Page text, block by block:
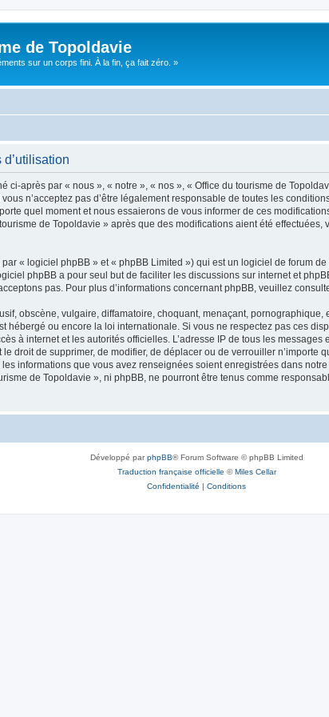
de Topoldavie
sur un corps fini. À la fin, ça fait zéro. »
ci-après par « nous », « notre », « nos », « Office du tourisme de
n’acceptez pas d’être légalement responsable de toutes les
quel moment et nous essaierons de vous informer de ces
de Topoldavie » après que des modifications aient été
« logiciel phpBB » et « phpBB Limited ») qui est un logiciel de forum
phpBB a pour seul but de faciliter les discussions sur internet et
pas. Pour plus d’informations concernant phpBB, veuillez
obscène, vulgaire, diffamatoire, choquant, menaçant,
hébergé ou encore la loi internationale. Si vous ne respectez pas ces
à internet et les autorités officielles. L’adresse IP de tous les
droit de supprimer, de modifier, de déplacer ou de verrouiller n’importe
informations que vous avez renseignées soient enregistrées dans
de Topoldavie », ni phpBB, ne pourront être tenus comme
Développé parphpBB® Forum Software © phpBB Limited
Traduction française officielle ©Miles Cellar
Confidentialité | Conditions